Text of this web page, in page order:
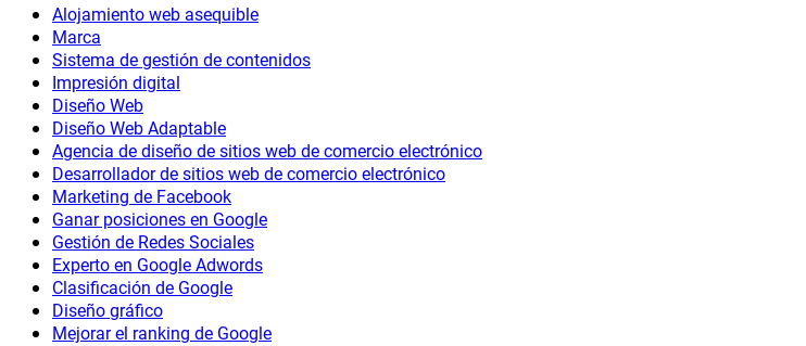
Alojamiento web asequible
Marca
Sistema de gestión de contenidos
Impresión digital
Diseño Web
Diseño Web Adaptable
Agencia de diseño de sitios web de comercio electrónico
Desarrollador de sitios web de comercio electrónico
Marketing de Facebook
Ganar posiciones en Google
Gestión de Redes Sociales
Experto en Google Adwords
Clasificación de Google
Diseño gráfico
Mejorar el ranking de Google